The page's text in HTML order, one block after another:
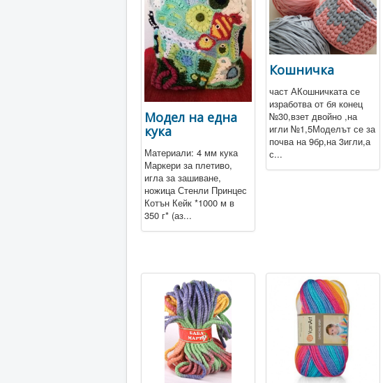
Модел на една
кука
Материали: 4 мм кука
Маркери за плетиво,
игла за зашиване,
ножица Стенли Принцес
Котън Кейк *1000 м в
350 г* (аз...
Кошничка
част АКошничката се
изработва от бя конец
№30,взет двойно ,на
игли №1,5Моделът се за
почва на 9бр,на 3игли,а
с...